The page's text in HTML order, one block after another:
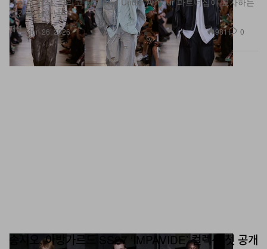
패션
순간을 담아낸다.
Jun 26, 2026 981 0
송지오, 아방가르드 SS27 ‘IMPAVIDE’ 컬렉션 첫 공개